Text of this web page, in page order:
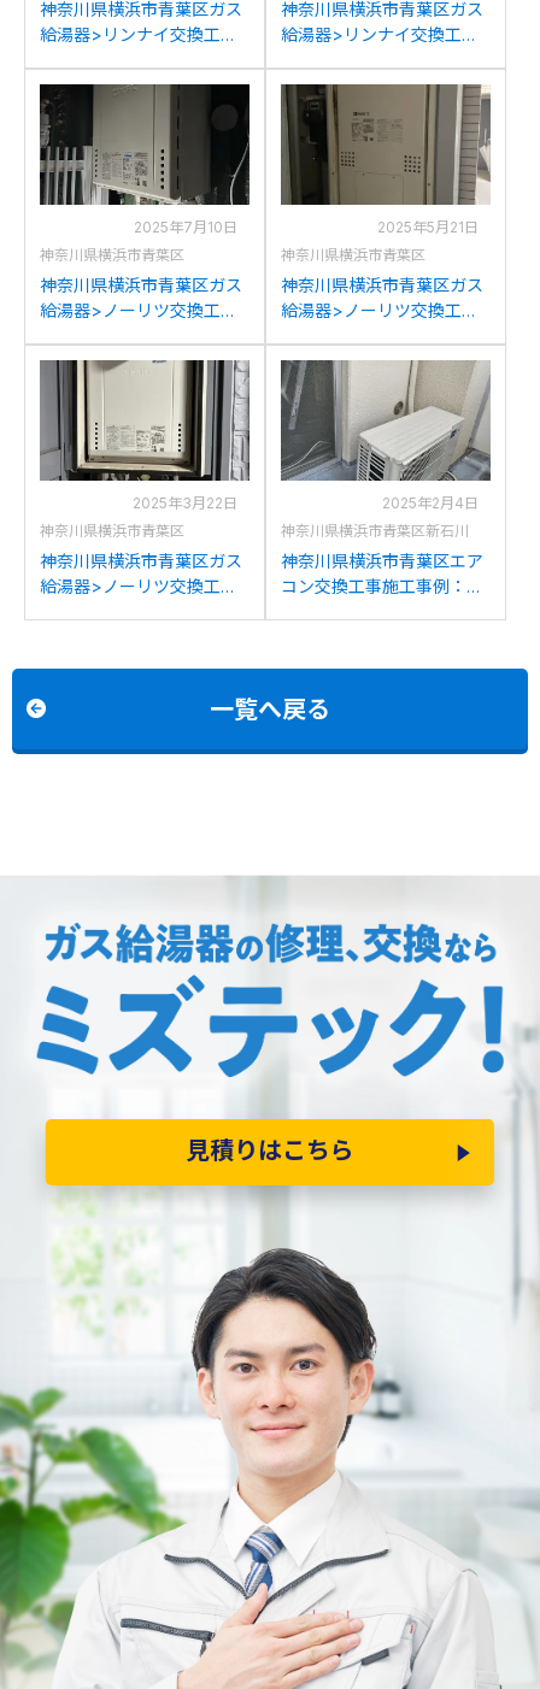
神奈川県横浜市青葉区ガス
給湯器>リンナイ交換工事
SK2400AW2-6(A)からリン
ナイRUFH-SE2408AW2-6
への交換
神奈川県横浜市青葉区ガス
給湯器>リンナイ交換工事
V2405SAWからリンナイ
RUF-A2405SAW(C)への交
2025年7月10日
神奈川県横浜市青葉区
神奈川県横浜市青葉区ガス
給湯器>ノーリツ交換工事
2050AWXからノーリツ
GT-2070SAW BLへの交換
2025年5月21日
神奈川県横浜市青葉区
神奈川県横浜市青葉区ガス
給湯器>ノーリツ交換工事
C2432AWX6H-Hからノー
リツGTH-C2460AW3H-H-
1BLへの交換
2025年3月22日
神奈川県横浜市青葉区
神奈川県横浜市青葉区ガス
給湯器>ノーリツ交換工事
2025年2月4日
神奈川県横浜市青葉区新石川
神奈川県横浜市青葉区エア
コン交換工事施工事例：パ
一覧へ戻る
見積りはこちら